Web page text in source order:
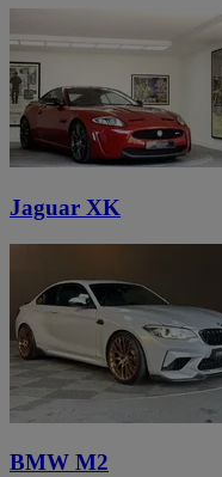
Jaguar XK
BMW M2